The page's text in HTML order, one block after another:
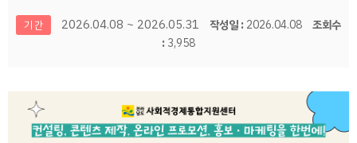
기간 2026.04.08 ~ 2026.05.31 작성일 : 2026.04.08
조회수
: 3,958